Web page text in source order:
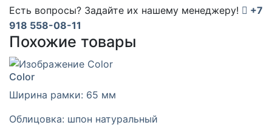
Есть вопросы? Задайте их нашему менеджеру!
+7
918 558-08-11
Похожие товары
Color
Ширина рамки: 65 мм
Облицовка: шпон натуральный